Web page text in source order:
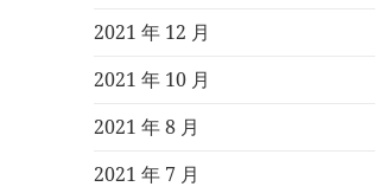
2021 年 12 月
2021 年 10 月
2021 年 8 月
2021 年 7 月